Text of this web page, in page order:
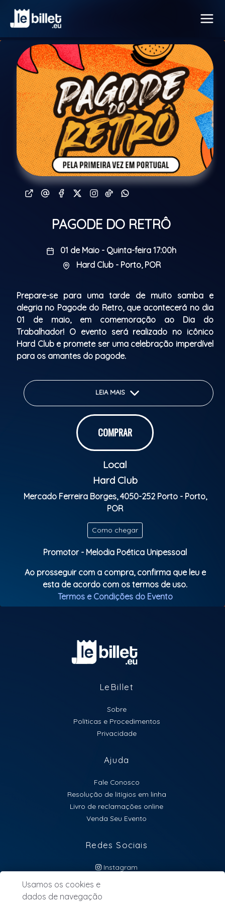
PAGODE DO RETRÔ
01 de Maio - Quinta-feira 17:00h
Hard Club - Porto, POR
Prepare-se para uma tarde de muito samba e
alegria no Pagode do Retro, que acontecerá no dia
01 de maio, em comemoração ao Dia do
Trabalhador! O evento será realizado no icônico
Hard Clube promete ser uma celebração imperdível
para os amantes do pagode.
A partir das17:00 horas, o palco será preenchido
pelo talento da banda Retro, além da presença
especial do grupo diretamente do Brasil,
Imaginasamba, e do carismático cantor Robinho
Para agitar ainda mais a festa, teremos o DJ Marlon,
que comandará a pista com os melhores sucessos
Retro Produções
evento é uma ótima oportunidade para se divertir,
dançar e celebrar o ritmo contagiante do pagode
em um ambiente vibrante e cheio de energia.
Não fique de fora dessa festa incrível! Chame os
muito samba e boa música!
Horário: Início às 17h e o término às 00h.
Esperamos por você para uma noite inesquecível de
Classificação Indicativa: 18
LEIA MAIS
COMPRAR
Local
Hard Club
Mercado Ferreira Borges, 4050-252 Porto - Porto,
POR
Como chegar
Promotor - Melodia Poética Unipessoal
Ao prosseguir com a compra, confirma que leu e
esta de acordo com os termos de uso.
Termos e Condições do Evento
LeBillet
Sobre
Políticas e Procedimentos
Privacidade
Ajuda
Fale Conosco
Resolução de litígios em linha
Livro de reclamações online
Venda Seu Evento
Redes Sociais
Instagram
atendimento@lebillet.eu
Usamos os cookies e
dados de navegação